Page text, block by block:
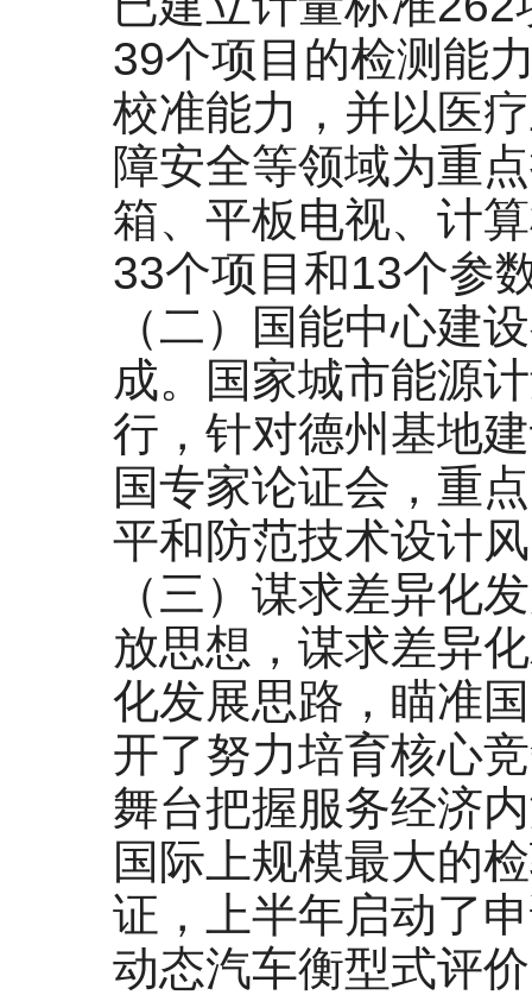
39个项目的检测能
校准能力，并以医
障安全等领域为重
箱、平板电视、计
33个项目和13个参
（二）国能中心建
成。国家城市能源
行，针对德州基地
国专家论证会，重
平和防范技术设计
（三）谋求差异化
放思想，谋求差异
化发展思路，瞄准
开了努力培育核心
舞台把握服务经济
国际上规模最大的
证，上半年启动了
动态汽车衡型式评